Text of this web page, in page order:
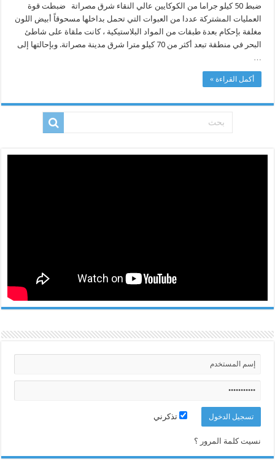
ضبط 50 كيلو جراما من الكوكايين عالي النقاء شرق مصراتة ضبطت قوة
العمليات المشتركة عددا من العبوات التي تحمل بداخلها مسحوقاً أبيض اللون
مغلفة بإحكام بعدة طبقات من المواد البلاستيكية ، كانت ملقاة على شاطئ
البحر في منطقة تبعد أكثر من 70 كيلو مترا شرق مدينة مصراتة. وبإحالتها إلى
أكمل القراءة »
تذكرني
نسيت كلمة المرور ؟